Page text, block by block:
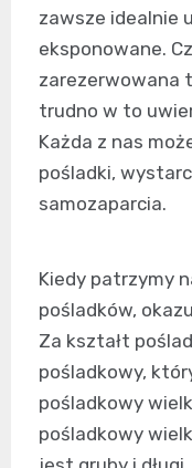
zawsze idealnie
eksponowane.
zarezerwowana
trudno w to
Każda z nas
pośladki,
samozaparcia.
Kiedy patrzymy
pośladków,
Za kształt
pośladkowy,
pośladkowy
pośladkowy